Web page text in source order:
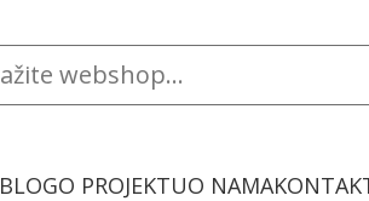
BLOGO PROJEKTUO NAMA